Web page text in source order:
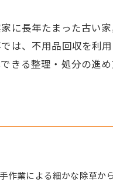
に長年たまった古い
は、不用品回収を利
きる整理・処分の進
作業による細かな除草か